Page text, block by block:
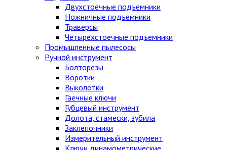
Двухстоечные подъемники
Ножничные подъемники
Траверсы
Четырехстоечные подъемники
Промышленные пылесосы
Ручной инструмент
Болторезы
Воротки
Выколотки
Гаечные ключи
Губцевый инструмент
Долота, стамески, зубила
Заклепочники
Измерительный инструмент
Ключи динамометрические